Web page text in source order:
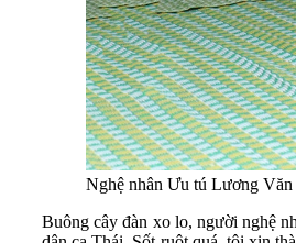
Nghệ nhân Ưu tú Lương Văn
Buông cây đàn xo lo, người nghệ